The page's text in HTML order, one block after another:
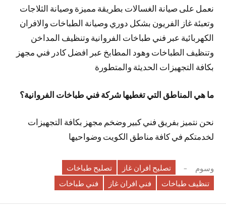
نعمل على صيانة الغسالات بطريقة مميزة وصيانة الثلاجات
وتعبئة غاز الفريون بشكل دوري وصيانة الطباخات والافران
الكهربائية عبر فني طباخات الفروانية وتنظيف المداخن
وتنظيف الطباخات وهود المطابخ عبر افضل كادر فني مجهز
بكافة التجهيزات الحديثة والمتطورة
ما هي المناطق التي تغطيها شركة فني طباخات الفروانية؟
نحن نتميز بفريق فني كبير وضخم مجهز بكافة التجهيزات
لخدمتكم في كافة مناطق الكويت وضواحيها
وسوم تصليح افران غاز
تصليح طباخات
تنظيف طباخات
فني افران غاز فني طباخات